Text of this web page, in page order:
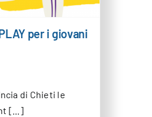
per i giovani
di Chieti le
[...]